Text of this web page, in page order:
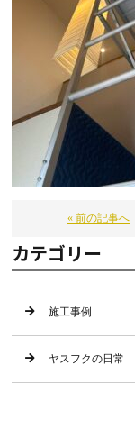
« 前の記事へ
カテゴリー
施工事例
ヤスフクの日常